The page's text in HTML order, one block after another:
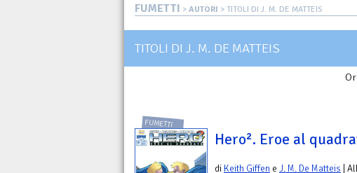
FUMETTI > AUTORI > TITOLI DI J. M. DE MATTEIS
TITOLI DI J. M. DE MATTEIS
FUMETTI
Hero². Eroe al
di Keith Giffen e J. M. De Matteis |